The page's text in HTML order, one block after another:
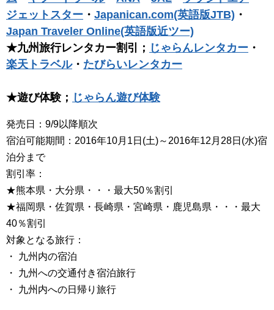
ジェットスター ・ Japanican.com(英語版JTB) ・
Japan Traveler Online(英語版近ツー)
★九州旅行レンタカー割引； じゃらんレンタカー ・
楽天トラベル・ たびらいレンタカー
★遊び体験； じゃらん遊び体験
発売日：9/9以降順次
宿泊可能期間：2016年10月1日(土)～2016年12月28日(水)宿
泊分まで
割引率：
★熊本県・大分県・・・最大50％割引
★福岡県・佐賀県・長崎県・宮崎県・鹿児島県・・・最大
40％割引
対象となる旅行：
・ 九州内の宿泊
・ 九州への交通付き宿泊旅行
・ 九州内への日帰り旅行